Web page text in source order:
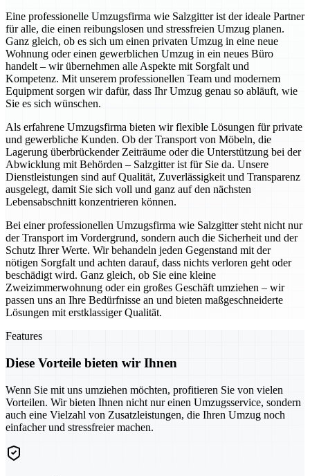
Eine professionelle Umzugsfirma wie Salzgitter ist der ideale Partner
für alle, die einen reibungslosen und stressfreien Umzug planen.
Ganz gleich, ob es sich um einen privaten Umzug in eine neue
Wohnung oder einen gewerblichen Umzug in ein neues Büro
handelt – wir übernehmen alle Aspekte mit Sorgfalt und
Kompetenz. Mit unserem professionellen Team und modernem
Equipment sorgen wir dafür, dass Ihr Umzug genau so abläuft, wie
Sie es sich wünschen.
Als erfahrene Umzugsfirma bieten wir flexible Lösungen für private
und gewerbliche Kunden. Ob der Transport von Möbeln, die
Lagerung überbrückender Zeiträume oder die Unterstützung bei der
Abwicklung mit Behörden – Salzgitter ist für Sie da. Unsere
Dienstleistungen sind auf Qualität, Zuverlässigkeit und Transparenz
ausgelegt, damit Sie sich voll und ganz auf den nächsten
Lebensabschnitt konzentrieren können.
Bei einer professionellen Umzugsfirma wie Salzgitter steht nicht nur
der Transport im Vordergrund, sondern auch die Sicherheit und der
Schutz Ihrer Werte. Wir behandeln jeden Gegenstand mit der
nötigen Sorgfalt und achten darauf, dass nichts verloren geht oder
beschädigt wird. Ganz gleich, ob Sie eine kleine
Zweizimmerwohnung oder ein großes Geschäft umziehen – wir
passen uns an Ihre Bedürfnisse an und bieten maßgeschneiderte
Lösungen mit erstklassiger Qualität.
Features
Diese Vorteile bieten wir Ihnen
Wenn Sie mit uns umziehen möchten, profitieren Sie von vielen
Vorteilen. Wir bieten Ihnen nicht nur einen Umzugsservice, sondern
auch eine Vielzahl von Zusatzleistungen, die Ihren Umzug noch
einfacher und stressfreier machen.